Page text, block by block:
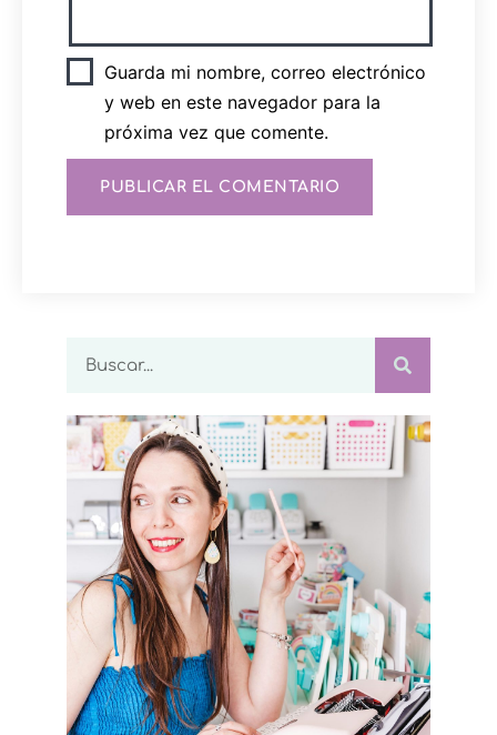
Guarda mi nombre, correo electrónico
y web en este navegador para la
próxima vez que comente.